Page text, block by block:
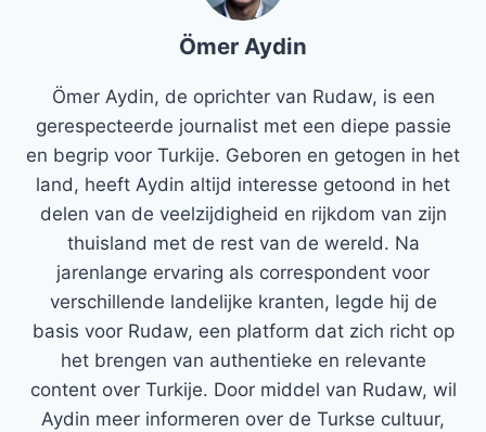
Ömer Aydin
Ömer Aydin, de oprichter van Rudaw, is een
gerespecteerde journalist met een diepe passie
en begrip voor Turkije. Geboren en getogen in het
land, heeft Aydin altijd interesse getoond in het
delen van de veelzijdigheid en rijkdom van zijn
thuisland met de rest van de wereld. Na
jarenlange ervaring als correspondent voor
verschillende landelijke kranten, legde hij de
basis voor Rudaw, een platform dat zich richt op
het brengen van authentieke en relevante
content over Turkije. Door middel van Rudaw, wil
Aydin meer informeren over de Turkse cultuur,